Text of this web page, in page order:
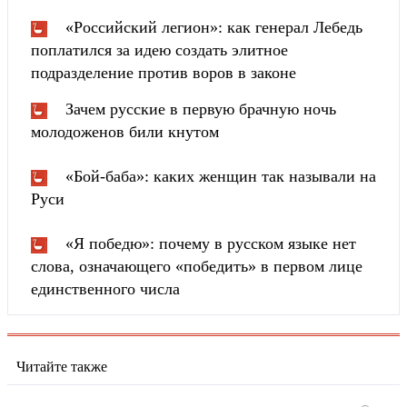
«Российский легион»: как генерал Лебедь
поплатился за идею создать элитное
подразделение против воров в законе
Зачем русские в первую брачную ночь
молодоженов били кнутом
«Бой-баба»: каких женщин так называли на
Руси
«Я победю»: почему в русском языке нет
слова, означающего «победить» в первом лице
единственного числа
Читайте также